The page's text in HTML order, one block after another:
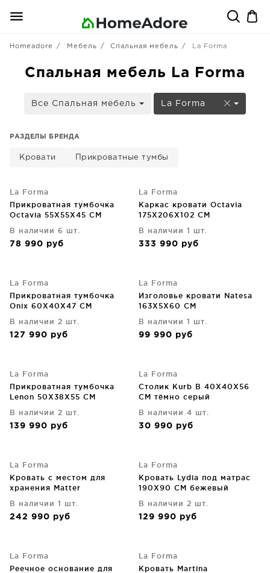
Homeadore Мебель Спальная мебель La Forma
Спальная мебель La Forma
Все Спальная мебель La Forma
РАЗДЕЛЫ БРЕНДА
Кровати Прикроватные тумбы
La Forma
Прикроватная тумбочка
Octavia 55X55X45 CM
В наличии 6 шт.
78 990 руб
La Forma
Каркас кровати Octavia
175X206X102 CM
В наличии 1 шт.
333 990 руб
La Forma
Прикроватная тумбочка
Onix 60X40X47 CM
В наличии 2 шт.
127 990 руб
La Forma
Изголовье кровати Natesa
163X5X60 CM
В наличии 1 шт.
99 990 руб
La Forma
Прикроватная тумбочка
Lenon 50X38X55 CM
В наличии 2 шт.
139 990 руб
La Forma
Столик Kurb B 40X40X56
CM тёмно серый
В наличии 4 шт.
30 990 руб
La Forma
Кровать с местом для
хранения Matter
В наличии 1 шт.
242 990 руб
La Forma
Кровать Lydia под матрас
190X90 CM бежевый
В наличии 2 шт.
129 990 руб
La Forma
Реечное основание для
La Forma
Кровать Martina